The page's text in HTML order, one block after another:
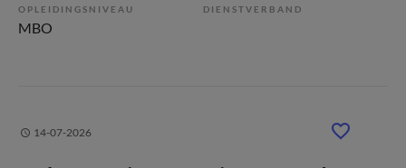
OPLEIDINGSNIVEAU
MBO
DIENSTVERBAND
14-07-2026